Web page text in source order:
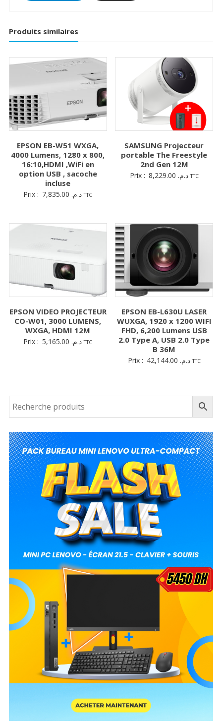
Produits similaires
EPSON EB-W51 WXGA,
4000 Lumens, 1280 x 800,
16:10,HDMI ,WiFi en
option USB , sacoche
incluse
Prix : د.م. TTC
SAMSUNG Projecteur
portable The Freestyle
2nd Gen 12M
Prix : د.م. TTC
EPSON VIDEO PROJECTEUR
CO-W01, 3000 LUMENS,
WXGA, HDMI 12M
Prix : د.م. TTC
EPSON EB-L630U LASER
WUXGA, 1920 x 1200 WIFI
FHD, 6,200 Lumens USB
2.0 Type A, USB 2.0 Type
B 36M
Prix : د.م. TTC